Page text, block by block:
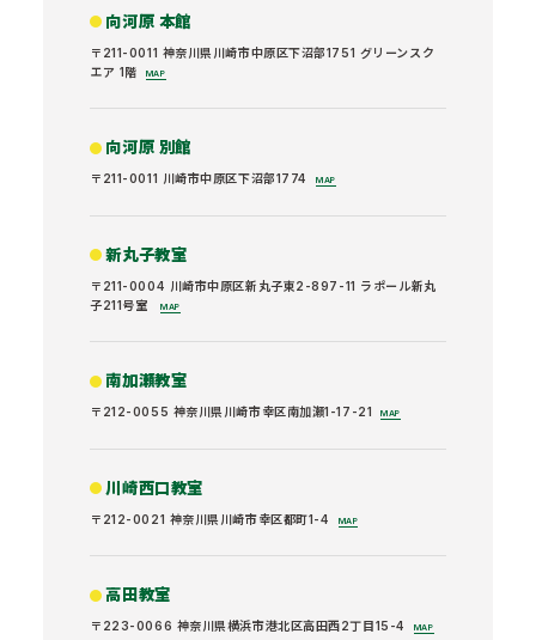
向河原 本館
〒211-0011 神奈川県川崎市中原区下沼部1751 グリーンスク
エア 1階
MAP
向河原 別館
〒211-0011 川崎市中原区下沼部1774 MAP
新丸子教室
〒211-0004 川崎市中原区新丸子東2-897-11 ラポール新丸
子211号室
MAP
南加瀬教室
〒212-0055 神奈川県川崎市幸区南加瀬1-17-21 MAP
川崎西口教室
〒212-0021 神奈川県川崎市幸区都町1-4 MAP
高田教室
〒223-0066 神奈川県横浜市港北区高田西2丁目15-4 MAP